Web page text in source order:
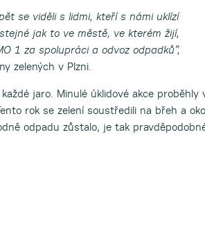
se viděli s lidmi, kteří s námi uklízí
jak to ve městě, ve kterém žijí,
1 za spolupráci a odvoz odpadků”,
zelených v Plzni.
jaro. Minulé úklidové akce proběhly
rok se zelení soustředili na břeh a
odpadu zůstalo, je tak